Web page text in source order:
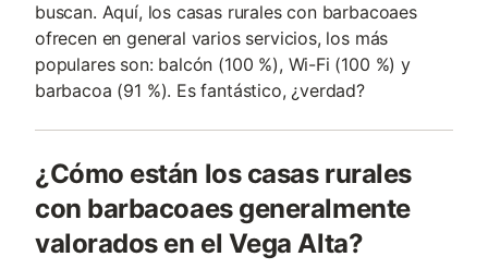
buscan. Aquí, los casas rurales con barbacoaes
ofrecen en general varios servicios, los más
populares son: balcón (100 %), Wi-Fi (100 %) y
barbacoa (91 %). Es fantástico, ¿verdad?
¿Cómo están los casas rurales
con barbacoaes generalmente
valorados en el Vega Alta?